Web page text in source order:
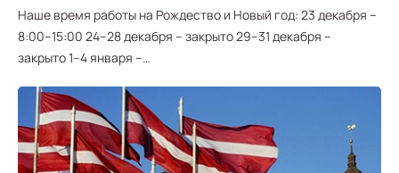
Наше время работы на Рождество и Новый год: 23 декабря –
8:00–15:00 24–28 декабря – закрыто 29–31 декабря –
закрыто 1–4 января –…